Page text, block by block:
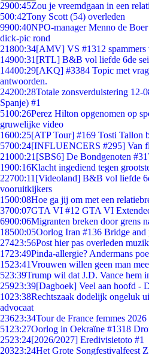
2900:45Zou je vreemdgaan in een
500:42Tony Scott (54) overleden
9900:40NPO-manager Menno de
dick-pic rond
21800:34[AMV] VS #1312 spammers
14900:31 [RTL] B&B vol liefde 6de
14400:29[AKQ] #3384 Topic met
antwoorden.
24200:28Totale zonsverduistering 12-
Spanje) #1
5100:26Perez Hilton opgenomen op
gruwelijke video
1600:25[ATP Tour] #169 Tosti Tallon
5700:24[INFLUENCERS #295] Van
21000:21 [SBS6] De Bondgenoten
1900:16Klacht ingediend tegen
22700:11 [Videoland] B&B vol liefde
vooruitkijkers
1500:08Hoe ga jij om met een
3700:07GTA VI #12 GTA VI
6900:06Migranten breken door grens
18500:05Oorlog Iran #136 Bridge
27423:56Post hier pas overleden
1723:49Pinda-allergie? Andermans
1523:41Vrouwen willen geen man
523:39Trump wil dat J.D. Vance hem
25923:39[Dagboek] Veel aan hoofd -
1023:38Rechtszaak dodelijk ongeluk
advocaat
23623:34Tour de France femmes
51 23:27Oorlog in Oekraïne #1318
2523:24[2026/2027] Eredivisietoto #1
20323:24Het Grote Songfestivalfeest